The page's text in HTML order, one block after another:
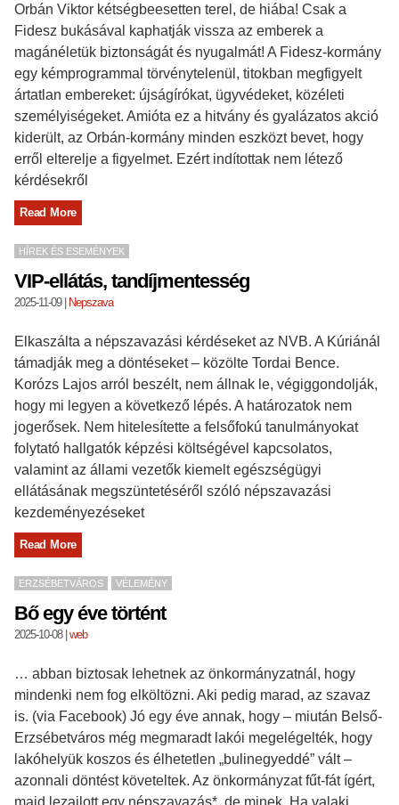
Orbán Viktor kétségbeesetten terel, de hiába! Csak a
Fidesz bukásával kaphatják vissza az emberek a
magánéletük biztonságát és nyugalmát! A Fidesz-kormány
egy kémprogrammal törvénytelenül, titokban megfigyelt
ártatlan embereket: újságírókat, ügyvédeket, közéleti
személyiségeket. Amióta ez a hitvány és gyalázatos akció
kiderült, az Orbán-kormány minden eszközt bevet, hogy
erről elterelje a figyelmet. Ezért indítottak nem létező
kérdésekről
Read More
HÍREK ÉS ESEMÉNYEK
VIP-ellátás, tandíjmentesség
2025-11-09| Nepszava
Elkaszálta a népszavazási kérdéseket az NVB. A Kúriánál
támadják meg a döntéseket – közölte Tordai Bence.
Korózs Lajos arról beszélt, nem állnak le, végiggondolják,
hogy mi legyen a következő lépés. A határozatok nem
jogerősek. Nem hitelesítette a felsőfokú tanulmányokat
folytató hallgatók képzési költségével kapcsolatos,
valamint az állami vezetők kiemelt egészségügyi
ellátásának megszüntetéséről szóló népszavazási
kezdeményezéseket
Read More
ERZSÉBETVÁROS VÉLEMÉNY
Bő egy éve történt
2025-10-08| web
… abban biztosak lehetnek az önkormányzatnál, hogy
mindenki nem fog elköltözni. Aki pedig marad, az szavaz
is. (via Facebook) Jó egy éve annak, hogy – miután Belső-
Erzsébetváros még megmaradt lakói megelégelték, hogy
lakóhelyük koszos és élhetetlen „bulinegyeddé” vált –
azonnali döntést követeltek. Az önkormányzat fűt-fát ígért,
majd lezajlott egy népszavazás*, de minek. Ha valaki